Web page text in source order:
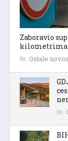
Zaboravio
kilometrima
Ostale